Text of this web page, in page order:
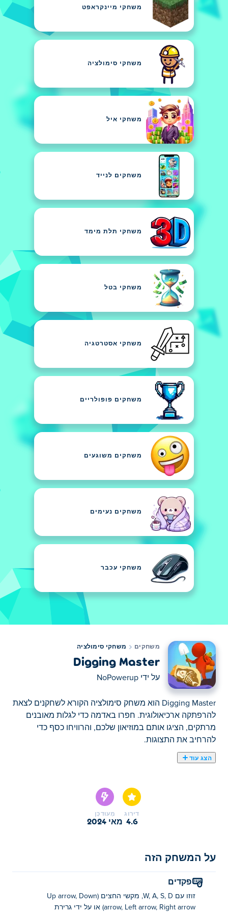
משחקי מיינקראפט
משחקי סימולציה
משחקי איל
משחקים לנייד
משחקי תלת מימד
משחקי בטל
משחקי אסטרטגיה
משחקים פופולריים
משחקים משוגעים
משחקים נעימים
משחקי עכבר
משחקים משחקי סימולציה
Digging Master
על ידי NoPowerup
Digging Master הוא משחק סימולציה הקורא לשחקנים לצאת
להרפתקה ארכיאולוגית. חפרו באדמה כדי לגלות מאובנים
מרתקים, הציגו אותם במוזיאון שלכם, והרוויחו כסף כדי
להרחיב את התצוגות.
הצג עוד
ולבנות מוזיאון משלכם! חפרו באדמה כדי לחשוף מאובנים
מרתקים כמו טריצרטופס, טי-רקס וסטגוזאורוס. הרכיבו את
היצורים המלכותיים האלה והצגו אותם במוזיאון שלכם כדי
לחפור מהר יותר ולגלות חפצים נדירים יותר, או שכרו עובדים
החפירה האולטימטיבי?
איך לשחק את Digging Master?
דירוג
4.6
מְעוּדכָּן
מאי 2024
על המשחק הזה
פקדים
זוזו עם W, A, S, D, מקשי החצים (Up arrow, Down
arrow, Left arrow, Right arrow) או על ידי גרירת